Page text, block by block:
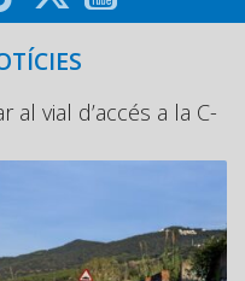
vial d’accés a la C-